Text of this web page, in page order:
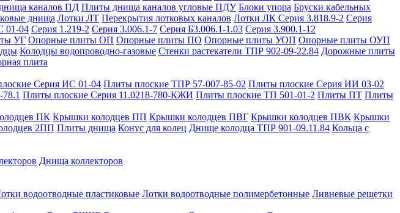
каналов ПД Плиты днища каналов угловые ПДУ Блоки упора Бруски кабельных
днища Лотки ЛТ Перекрытия лотковых каналов Лотки ЛК Серия 3.818.9-2 Серия
01-04 Серия 1.219-2 Серия 3.006.1-7 Серия Б3.006.1-1.03 Серия 3.900.1-12
УГ Опорные плиты ОП Опорные плиты ПО Опорные плиты УОП Опорные плиты ОУП
Колодцы водопроводно-газовые Стенки растекатели ТПР 902-09-22.84 Дорожные плиты
плита
Серия ИС 01-04 Плиты плоские ТПР 57-007-85-02 Плиты плоские Серия ИИ 03-02
Плиты плоские Серия 11.0218-780-КЖИ Плиты плоские ТП 501-01-2 Плиты ПТ Плиты
ПК Крышки колодцев ПП Крышки колодцев ПВГ Крышки колодцев ПВК Крышки
2ПП Плиты днища Конус для колец Днище колодца ТПР 901-09.11.84 Кольца с
Днища коллекторов
водоотводные пластиковые Лотки водоотводные полимербетонные Ливневые решетки